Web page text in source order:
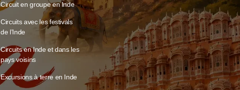
Circuit en groupe en Inde
Circuits avec les festivals
de l’Inde
Circuits en Inde et dans les
pays voisins
Excursions à terre en Inde